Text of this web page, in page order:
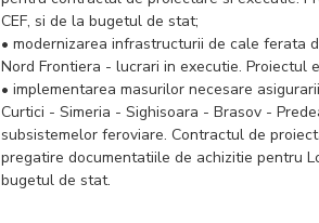
CEF, si de la bugetul de stat;
• modernizarea infrastructurii de cale ferata
Nord Frontiera - lucrari in executie. Proiectul
• implementarea masurilor necesare
Curtici - Simeria - Sighisoara - Brasov -
subsistemelor feroviare. Contractul de
pregatire documentatiile de achizitie pentru
bugetul de stat.